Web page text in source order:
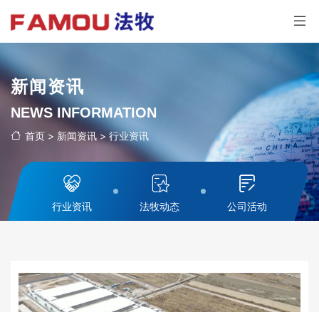
新闻资讯
NEWS INFORMATION
首页 > 新闻资讯>行业资讯
行业资讯 法牧动态 公司活动